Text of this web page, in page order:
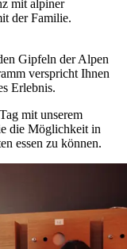
mit alpiner
der Familie.
Gipfeln der Alpen
verspricht Ihnen
Erlebnis.
mit unserem
die Möglichkeit in
essen zu können.